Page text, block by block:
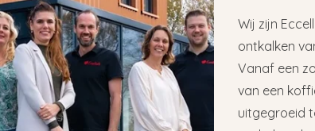
Wij zijn
ontkalken
Vanaf een
van een
uitgegroeid